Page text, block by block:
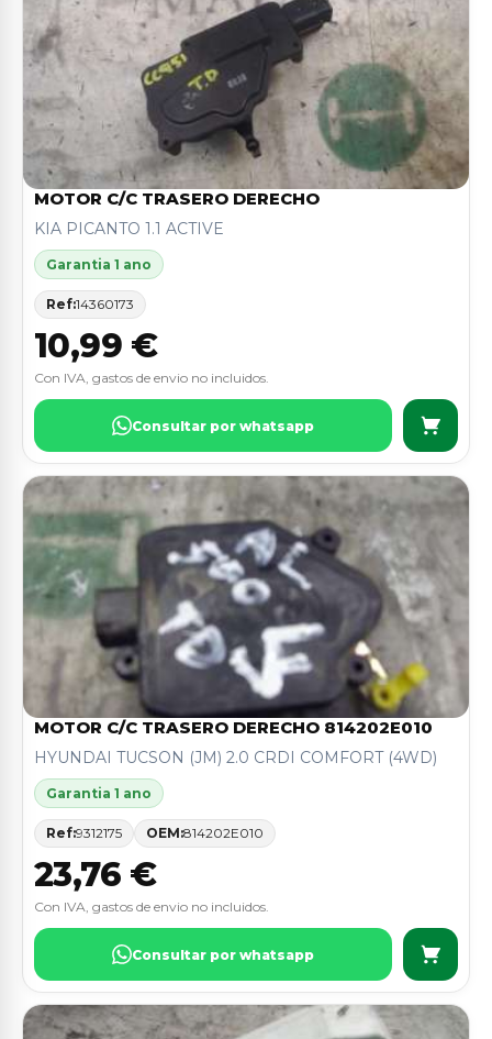
MOTOR C/C TRASERO DERECHO
KIA PICANTO 1.1 ACTIVE
Garantia 1 ano
Ref:14360173
10,99 €
Con IVA, gastos de envio no incluidos.
Consultar por whatsapp
MOTOR C/C TRASERO DERECHO 814202E010
HYUNDAI TUCSON (JM) 2.0 CRDI COMFORT (4WD)
Garantia 1 ano
Ref:9312175 OEM:814202E010
23,76 €
Con IVA, gastos de envio no incluidos.
Consultar por whatsapp